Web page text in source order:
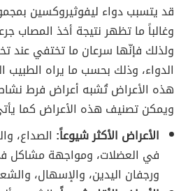
قد يتسبب دواء ليفوثيروكسين
وغالباً ما تظهر نتيجة أخذ المصاب
ولذلك فإنّها سرعان ما تختفي عند
الدواء، وذلك بحسب ما يراه الطبيب
هذه الأعراض تُشبه أعراض فرط نشاط
ويمكن تصنيف هذه الأعراض كما
الأعراض الأكثر شيوعاً: الصداع،
في العضلات، ومواجهة مشاكل
ورجفان اليدين، والإسهال،